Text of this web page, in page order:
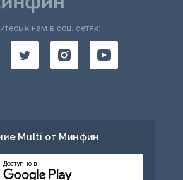
к нам в соц. сетях:
Multi от Минфин
Доступно в